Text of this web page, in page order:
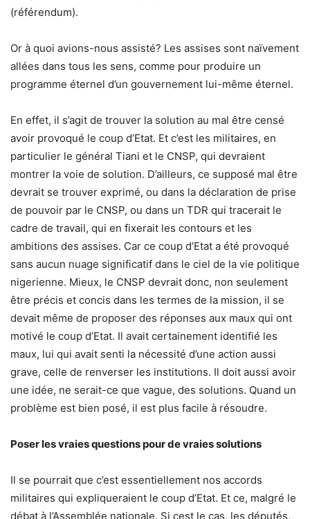
(référendum).
Or à quoi avions-nous assisté? Les assises sont naïvement
allées dans tous les sens, comme pour produire un
programme éternel d’un gouvernement lui-même éternel.
En effet, il s’agit de trouver la solution au mal être censé
avoir provoqué le coup d’Etat. Et c’est les militaires, en
particulier le général Tiani et le CNSP, qui devraient
montrer la voie de solution. D’ailleurs, ce supposé mal être
devrait se trouver exprimé, ou dans la déclaration de prise
de pouvoir par le CNSP, ou dans un TDR qui tracerait le
cadre de travail, qui en fixerait les contours et les
ambitions des assises. Car ce coup d’Etat a été provoqué
sans aucun nuage significatif dans le ciel de la vie politique
nigerienne. Mieux, le CNSP devrait donc, non seulement
être précis et concis dans les termes de la mission, il se
devait même de proposer des réponses aux maux qui ont
motivé le coup d’Etat. Il avait certainement identifié les
maux, lui qui avait senti la nécessité d’une action aussi
grave, celle de renverser les institutions. Il doit aussi avoir
une idée, ne serait-ce que vague, des solutions. Quand un
problème est bien posé, il est plus facile à résoudre.
Poser les vraies questions pour de vraies solutions
Il se pourrait que c’est essentiellement nos accords
militaires qui expliqueraient le coup d’Etat. Et ce, malgré le
débat à l’Assemblée nationale. Si cest le cas, les députés,